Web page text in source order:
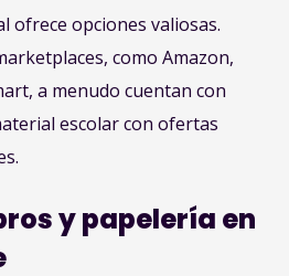
ofrece opciones valiosas.
como Amazon,
a menudo cuentan con
escolar con ofertas
y papelería en